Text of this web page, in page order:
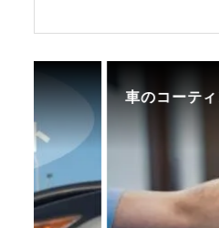
車のコーテ